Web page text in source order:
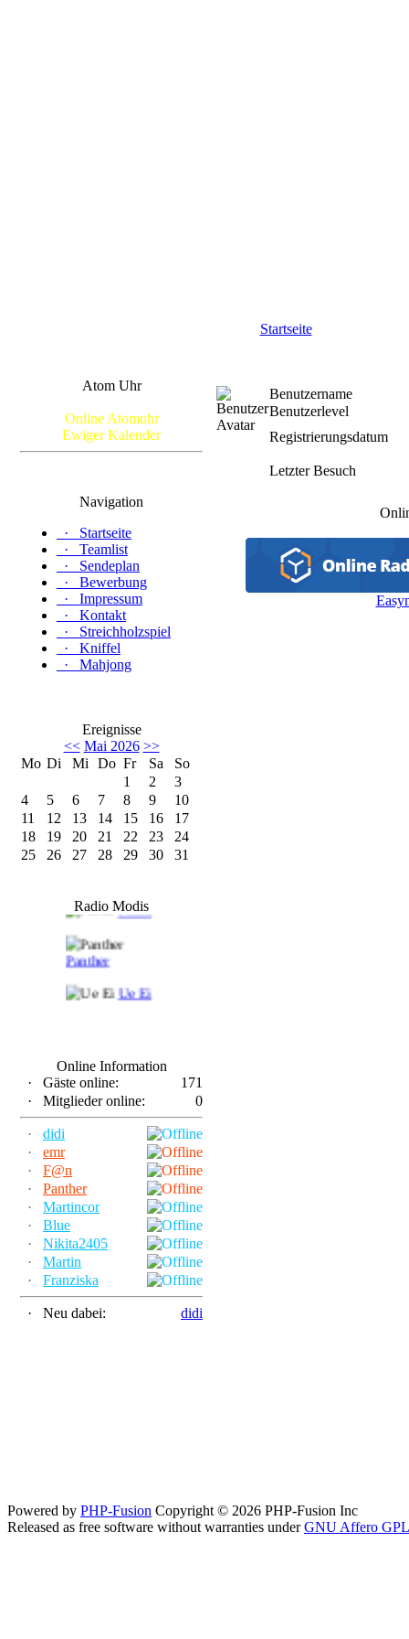
Startseite
Atom Uhr
Online Atomuhr
Ewiger Kalender
Navigation
·
Startseite
·
Teamlist
·
Sendeplan
·
Bewerbung
·
Impressum
·
Kontakt
·
Streichholzspiel
·
Kniffel
·
Mahjong
Ereignisse
<< Mai 2026 >>
Mo Di Mi Do Fr Sa
So
1
2
3
4
5 6 7 8 9
10
11
12 13 14 15 16
17
18
19 20 21 22 23
24
25
26 27 28 29 30 31
Radio Modis
Frank
Panther
Ue Ei
Online Information
·
Gäste online:
171
·
Mitglieder online: 0
·
didi
·
emr
·
F@n
·
Panther
·
Martincor
·
Blue
·
Nikita2405
·
Martin
·
Franziska
· Neu dabei: didi
Benutzername
Benutzerlevel
Registrierungsdatum
Letzter Besuch
Powered by PHP-Fusion Copyright © 2026 PHP-Fusion Inc
Released as free software without warranties underGNU Affero GPL